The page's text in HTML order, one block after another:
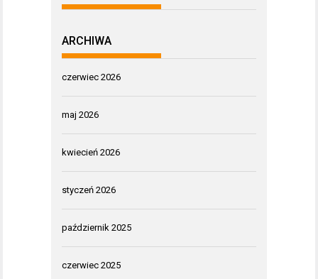
ARCHIWA
czerwiec 2026
maj 2026
kwiecień 2026
styczeń 2026
październik 2025
czerwiec 2025